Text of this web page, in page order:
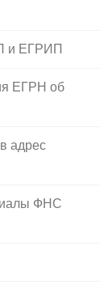
и ЕГРИП
ЕГРН об
адрес
ФНС